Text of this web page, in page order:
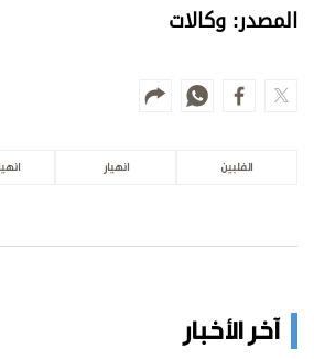
المصدر: وكالات
الفلبين انهيار
آخر الأخبار